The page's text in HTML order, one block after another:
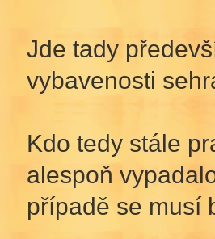
Jde tady
vybavenosti
Kdo tedy stále
alespoň
případě se musí